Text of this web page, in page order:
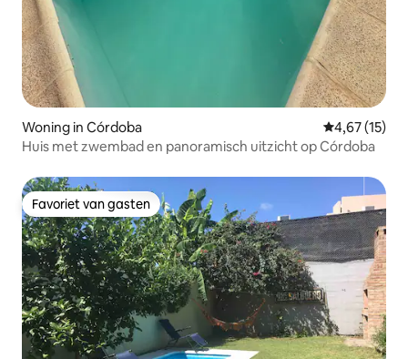
Woning in Córdoba Gemiddelde
4,67 (15)
Huis met zwembad en panoramisch uitzicht op Córdoba
Favoriet van gasten
Favoriet van gasten